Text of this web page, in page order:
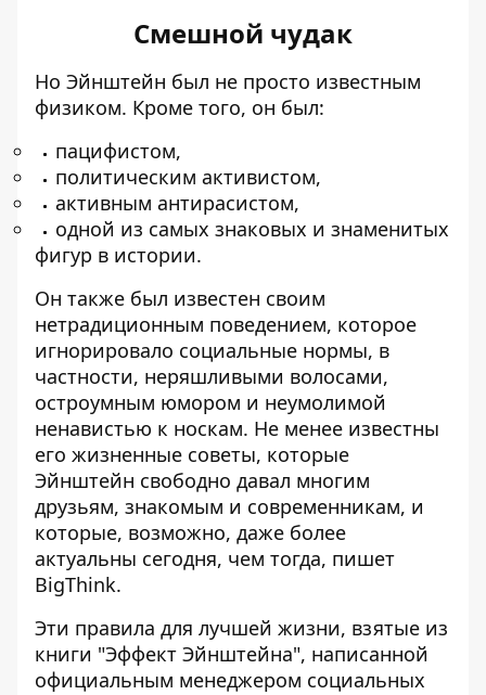
Смешной чудак
Но Эйнштейн был не просто известным
физиком. Кроме того, он был:
пацифистом,
политическим активистом,
активным антирасистом,
одной из самых знаковых и знаменитых
фигур в истории.
Он также был известен своим
нетрадиционным поведением, которое
игнорировало социальные нормы, в
частности, неряшливыми волосами,
остроумным юмором и неумолимой
ненавистью к носкам. Не менее известны
его жизненные советы, которые
Эйнштейн свободно давал многим
друзьям, знакомым и современникам, и
которые, возможно, даже более
актуальны сегодня, чем тогда, пишет
BigThink.
Эти правила для лучшей жизни, взятые из
книги "Эффект Эйнштейна", написанной
официальным менеджером социальных